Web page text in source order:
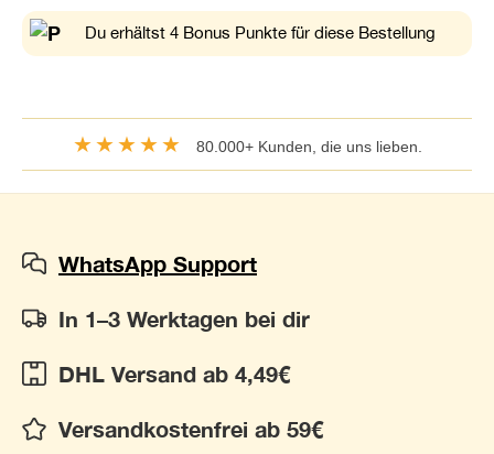
Du erhältst 4 Bonus Punkte für diese Bestellung
★★★★★ 80.000+ Kunden, die uns lieben.
WhatsApp Support
In 1–3 Werktagen bei dir
DHL Versand ab 4,49€
Versandkostenfrei ab 59€